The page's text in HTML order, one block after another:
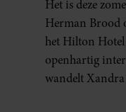
Het is deze
Herman Brood
het Hilton
openhartig
wandelt